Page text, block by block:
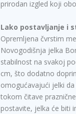
prirodan izgled koji
Lako postavljanje i
Opremljena čvrstim
Novogodišnja jelka
stabilnost na svakoj
cm, što dodatno
omogućavajući jelki
tokom čitave
postavite, jelka će biti